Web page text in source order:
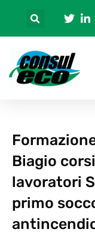
Biagio
lavoratori
primo